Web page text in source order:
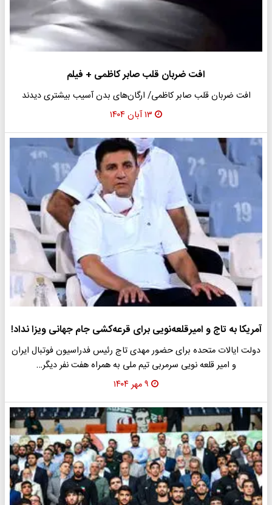
افت ضربان قلب صابر کاظمی + فیلم
افت ضربان قلب صابر کاظمی/ ارگان‌های بدن آسیب بیشتری دیدند
۱۳ آبان ۱۴۰۴
آمریکا به تاج و امیرقلعه‌نویی برای قرعه‌کشی جام جهانی ویزا نداد!
دولت ایالات متحده برای حضور مهدی تاج رئیس فدراسیون فوتبال ایران
و امیر قلعه نویی سرمربی تیم ملی به همراه هفت نفر دیگر…
۹ مهر ۱۴۰۴